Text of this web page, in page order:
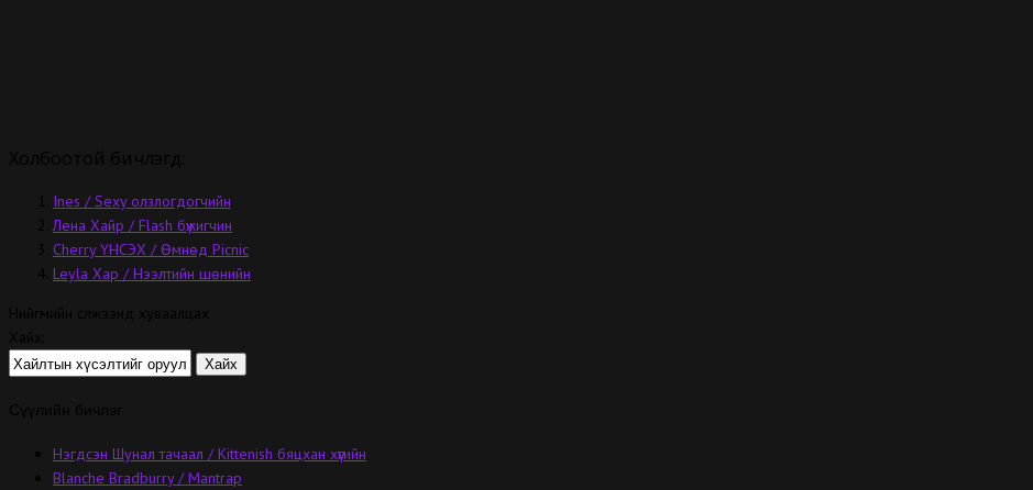
Ines / Sexy олзлогдогчийн
Лена Хайр / Flash бүжигчин
Cherry ҮНСЭХ / Өмнөд Picnic
Leyla Хар / Нээлтийн шөнийн
Нэгдсэн Шунал тачаал / Kittenish бяцхан хүүгийн
Blanche Bradburry / Mantrap